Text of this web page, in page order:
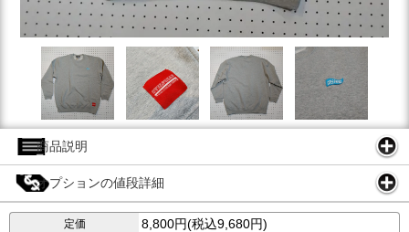
商品説明
オプションの値段詳細
定価 8,800円(税込9,680円)